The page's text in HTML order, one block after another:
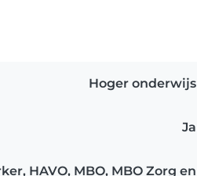
Hoger onderwijs
Ja
HAVO, MBO, MBO Zorg en